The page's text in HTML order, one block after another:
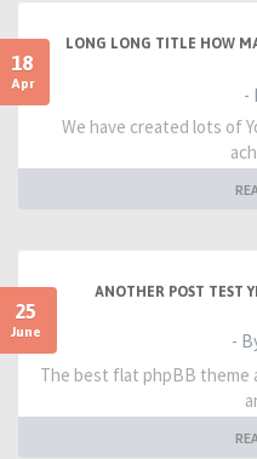
18
Apr
LONG LONG TITLE HOW
-
We have created lots of
25
June
ANOTHER POST TEST
-
The best flat phpBB theme